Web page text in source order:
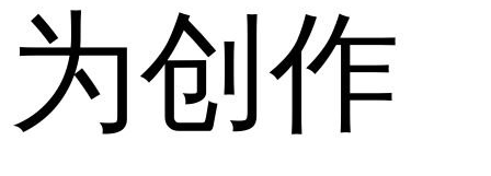
为创作